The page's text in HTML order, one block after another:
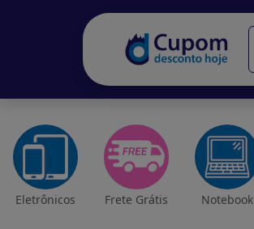
Eletrônicos Frete Grátis Notebook